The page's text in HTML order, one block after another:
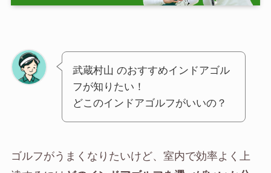
武蔵村山 のおすすめインドアゴル
フが知りたい！
どこのインドアゴルフがいいの？
ゴルフがうまくなりたいけど、室内で効率よく上